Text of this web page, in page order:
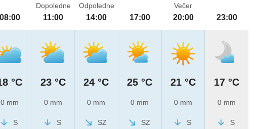
08:00
°C
0 mm
S
Dopoledne
11:00
23 °C
0 mm
S
Odpoledne
14:00
24 °C
0 mm
SZ
17:00
25 °C
0 mm
SZ
Večer
20:00
21 °C
0 mm
S
23:00
17 °C
0 mm
S